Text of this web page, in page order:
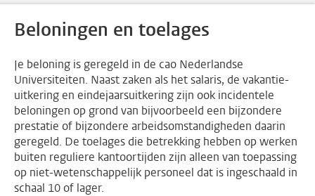
Beloningen en toelages
Je beloning is geregeld in de cao Nederlandse
Universiteiten. Naast zaken als het salaris, de vakantie-
uitkering en eindejaarsuitkering zijn ook incidentele
beloningen op grond van bijvoorbeeld een bijzondere
prestatie of bijzondere arbeidsomstandigheden daarin
geregeld. De toelages die betrekking hebben op werken
buiten reguliere kantoortijden zijn alleen van toepassing
op niet-wetenschappelijk personeel dat is ingeschaald in
schaal 10 of lager.